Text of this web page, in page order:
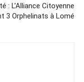
: L’Alliance Citoyenne
3 Orphelinats à Lomé